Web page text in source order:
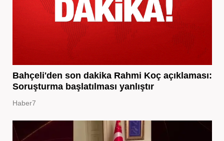
Bahçeli'den son dakika Rahmi Koç açıklaması:
Soruşturma başlatılması yanlıştır
Haber7